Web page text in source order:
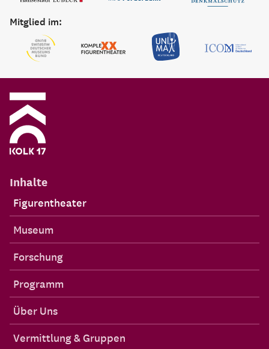
Mitglied im:
Inhalte
Figurentheater
Museum
Forschung
Programm
Über Uns
Vermittlung & Gruppen